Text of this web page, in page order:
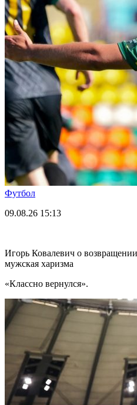
Футбол
09.08.26 15:13
Игорь Ковалевич о
мужская харизма
«Классно вернулся».